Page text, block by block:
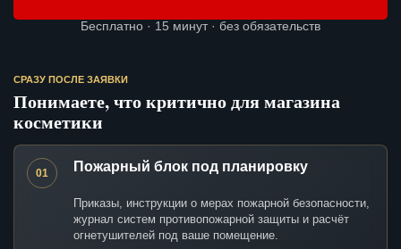
Бесплатно · 15 минут · без обязательств
СРАЗУ ПОСЛЕ ЗАЯВКИ
Понимаете, что критично для магазина
косметики
01 Пожарный блок под планировку
Приказы, инструкции о мерах пожарной безопасности,
журнал систем противопожарной защиты и расчёт
огнетушителей под ваше помещение.